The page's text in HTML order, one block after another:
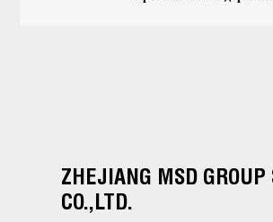
ZHEJIANG MSD GROUP
CO.,LTD.